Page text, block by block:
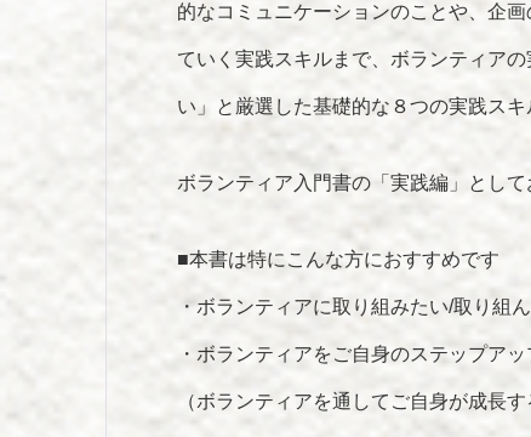
的なコミュニケーションのことや、企
ていく実践スキルまで、ボランティア
い」と厳選した基礎的な８つの実践スキ
ボランティア入門書の「実践編」として
■本書は特にこんな方におすすめです
・ボランティアに取り組みたい/取り組
・ボランティアをご自身のステップア
（ボランティアを通してご自身が成長